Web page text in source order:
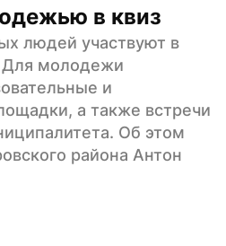
в квиз
людей участвуют в
молодежи
и
а также встречи
Об этом
района Антон